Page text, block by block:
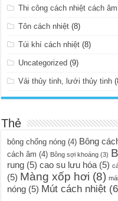
Thi công cách nhiệt cách âm
Tôn cách nhiệt (8)
Túi khí cách nhiệt (8)
Uncategorized (9)
Vải thủy tinh, lưới thủy tinh
Thẻ
bông chống nóng (4) Bông
cách âm (4) Bông sợi khoáng (3)
rung (5) cao su lưu hóa (5)
(5) Màng xốp hơi (8)
nóng (5) Mút cách nhiệt